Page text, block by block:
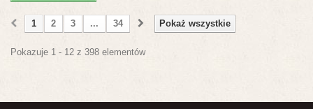
Pokaż wszystkie
1 2 3 ... 34
Pokazuje 1 - 12 z 398 elementów